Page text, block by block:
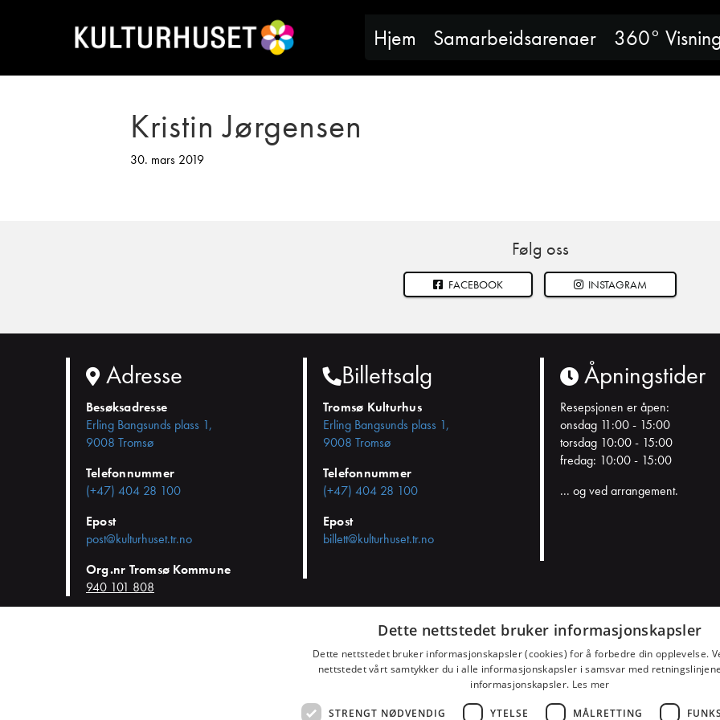
Hjem Samarbeidsarenaer 360° Visning
Kristin Jørgensen
30. mars 2019
Følg oss
FACEBOOK INSTAGRAM
Adresse
Besøksadresse
Erling Bangsunds plass 1,
9008 Tromsø
Telefonnummer
(+47) 404 28 100
Epost
post@kulturhuset.tr.no
Org.nr Tromsø Kommune
940 101 808
Billettsalg
Tromsø Kulturhus
Erling Bangsunds plass 1,
9008 Tromsø
Telefonnummer
(+47) 404 28 100
Epost
billett@kulturhuset.tr.no
Åpningstider
Resepsjonen er åpen:
onsdag 11:00 - 15:00
torsdag 10:00 - 15:00
fredag: 10:00 - 15:00
... og ved arrangement.
Endre cookie-samtykketDette nettstedet bruker informasjonskapsler
Dette nettstedet bruker informasjonskapsler (cookies) for å forbedre din opplevelse.
nettstedet vårt samtykker du i alle informasjonskapsler i samsvar med
informasjonskapsler. Les mer
STRENGT NØDVENDIG YTELSE MÅLRETTING